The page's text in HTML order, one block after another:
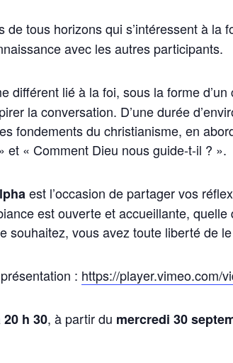
de tous horizons qui s’intéressent à
avec les autres participants.
différent lié à la foi, sous la forme
la conversation. D’une durée
fondements du christianisme, en
et « Comment Dieu nous guide-t-il ? ».
est l’occasion de partager vos
est ouverte et accueillante,
souhaitez, vous avez toute liberté de
: https://player.vimeo.com/
h 30, à partir du mercredi 30